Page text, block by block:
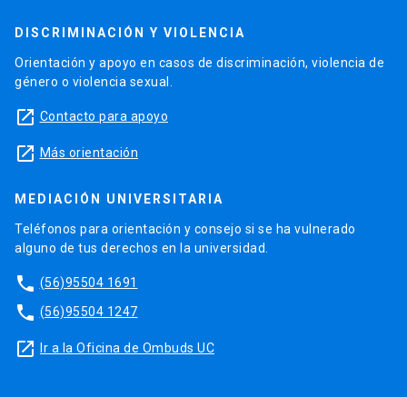
DISCRIMINACIÓN Y VIOLENCIA
Orientación y apoyo en casos de discriminación, violencia de
género o violencia sexual.
launch Contacto para apoyo
launch Más orientación
MEDIACIÓN UNIVERSITARIA
Teléfonos para orientación y consejo si se ha vulnerado
alguno de tus derechos en la universidad.
phone (56)95504 1691
phone (56)95504 1247
launch Ir a la Oficina de Ombuds UC